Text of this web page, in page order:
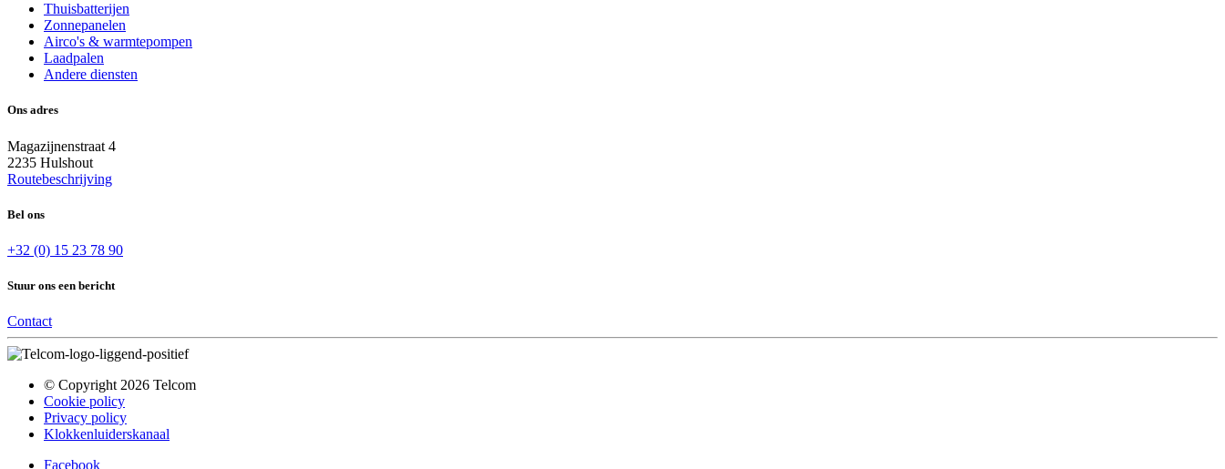
Thuisbatterijen
Zonnepanelen
Airco's & warmtepompen
Laadpalen
Andere diensten
Ons adres
Magazijnenstraat 4
2235 Hulshout
Routebeschrijving
Bel ons
+32 (0) 15 23 78 90
Stuur ons een bericht
Contact
© Copyright 2026 Telcom
Cookie policy
Privacy policy
Klokkenluiderskanaal
Facebook